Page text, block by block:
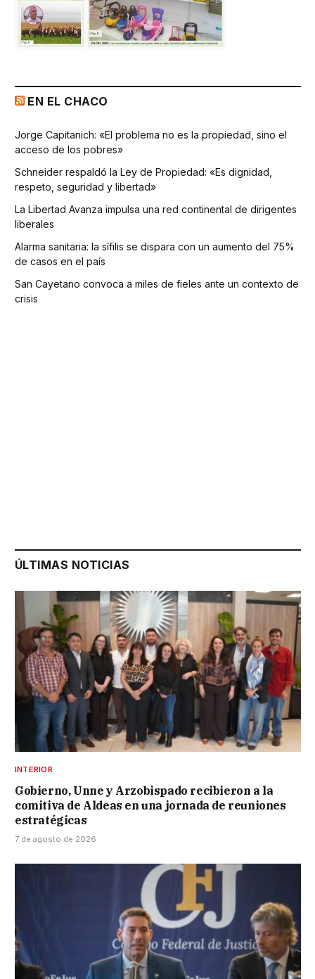
EN EL CHACO
Jorge Capitanich: «El problema no es la propiedad, sino el
acceso de los pobres»
Schneider respaldó la Ley de Propiedad: «Es dignidad,
respeto, seguridad y libertad»
La Libertad Avanza impulsa una red continental de dirigentes
liberales
Alarma sanitaria: la sífilis se dispara con un aumento del 75%
de casos en el país
San Cayetano convoca a miles de fieles ante un contexto de
crisis
ÚLTIMAS NOTICIAS
INTERIOR
Gobierno, Unne y Arzobispado recibieron a la
comitiva de Aldeas en una jornada de reuniones
estratégicas
7 de agosto de 2026